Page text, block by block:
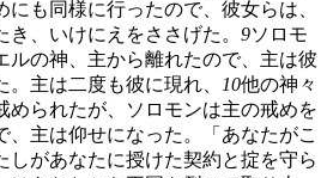
も同様に行ったので、彼女らは、
、いけにえをささげた。 9ソロモ
ルの神、主から離れたので、主は彼
主は二度も彼に現れ、
10他の神々
められたが、ソロモンは主の戒めを
、主は仰せになった。「あなたがこ
しがあなたに授けた契約と掟を守ら